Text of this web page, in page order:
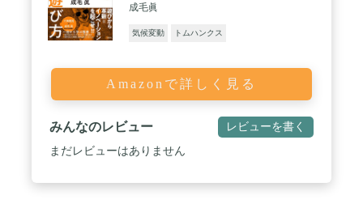
成毛眞
気候変動 トムハンクス
Amazonで詳しく見る
みんなのレビュー レビューを書く
まだレビューはありません